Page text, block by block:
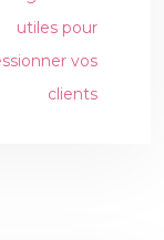
utiles pour
vos
clients